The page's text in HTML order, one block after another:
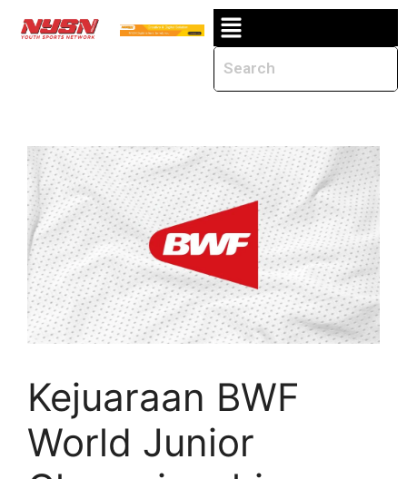
Kejuaraan BWF
World Junior